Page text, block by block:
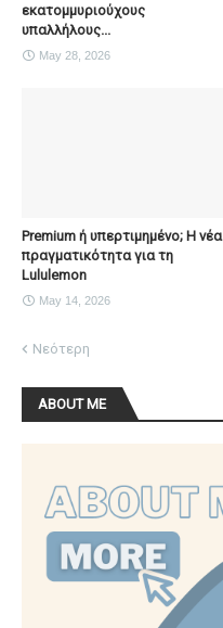
εκατομμυριούχους
υπαλλήλους...
May 28, 2026
Premium ή υπερτιμημένο; Η νέα
πραγματικότητα για τη
Lululemon
May 14, 2026
Νεότερη
ABOUT ME